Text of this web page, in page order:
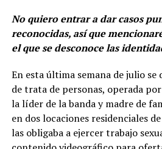
No quiero entrar a dar casos
reconocidas, así que
el que se desconoce las
En esta última semana de julio se
de trata de personas, operada
la líder de la banda y madre de
en dos locaciones residenciales
las obligaba a ejercer trabajo